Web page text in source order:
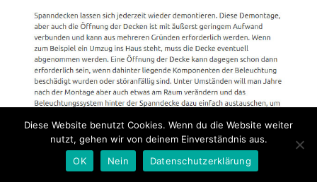
Diese Website benutzt Cookies. Wenn du die Website weiter
nutzt, gehen wir von deinem Einverständnis aus.
OK
Nein Datenschutzerklärung